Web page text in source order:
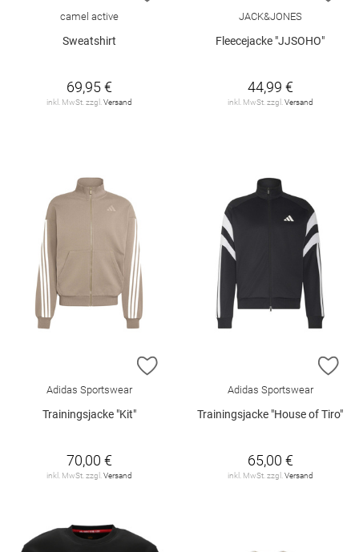
camel active
Sweatshirt
69,95 €
inkl. MwSt. zzgl.Versand
JACK&JONES
Fleecejacke "JJSOHO"
44,99 €
inkl. MwSt. zzgl.Versand
ZUR WUNSCHLISTE HINZUFÜGEN
Adidas Sportswear
Trainingsjacke "Kit"
70,00 €
inkl. MwSt. zzgl. Versand
Adidas Sportswear
Trainingsjacke "House of Tiro"
65,00 €
inkl. MwSt. zzgl. Versand